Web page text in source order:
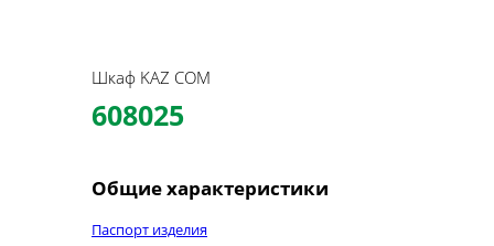
Шкаф KAZ COM
608025
Общие характеристики
Паспорт изделия